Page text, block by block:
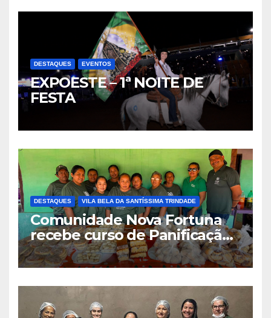
DESTAQUES EVENTOS
EXPOESTE – 1ª NOITE DE
FESTA
DESTAQUES VILA BELA DA SANTÍSSIMA TRINDADE
Comunidade Nova Fortuna
recebe curso de Panificação
Artesanal promovido pelo
SENAR-MT e Sindicato Rural